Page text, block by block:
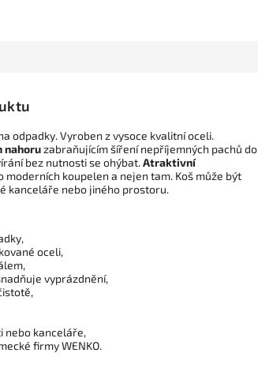
odpadky. Vyroben z vysoce kvalitní oceli.
nahoruzabraňujícím šíření nepříjemných pachů do
bez nutnosti se ohýbat.Atraktivní
moderních koupelen a nejen tam. Koš může být
kanceláře nebo jiného prostoru.
oceli,
vyprázdnění,
nebo kanceláře,
firmy WENKO.